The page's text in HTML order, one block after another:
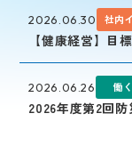
2026.06.30 社内
【健康経営】目
2026.06.26 働
2026年度第2回